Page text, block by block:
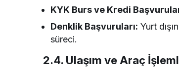
KYK Burs ve Kredi
Denklik Başvuruları: Yurt
süreci.
2.4. Ulaşım ve Araç